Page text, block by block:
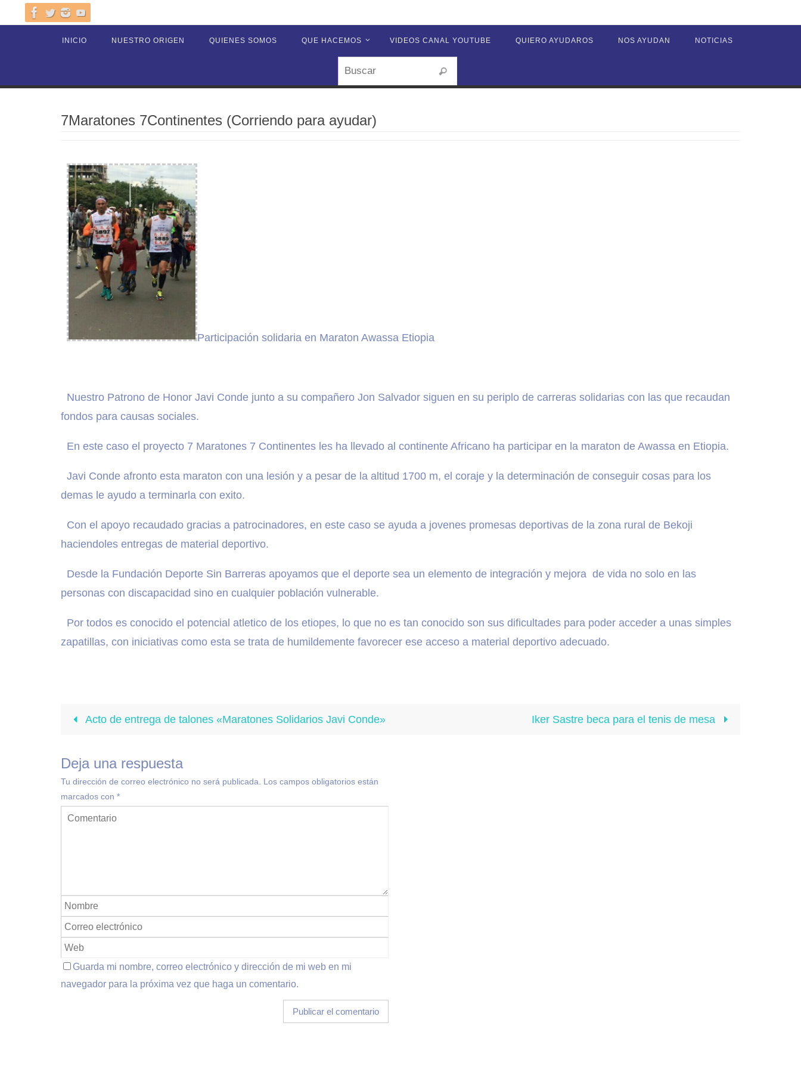
al
INICIO NUESTRO ORIGEN QUIENES SOMOS QUE HACEMOS VIDEOS CANAL YOUTUBE QUIERO AYUDAROS NOS AYUDAN NOTICIAS
Buscar
7Maratones 7Continentes (Corriendo para ayudar)
Participación solidaria en Maraton Awassa Etiopia
Nuestro Patrono de Honor Javi Conde junto a su compañero Jon Salvador siguen en su periplo de carreras solidarias con las que recaudan
fondos para causas sociales.
En este caso el proyecto 7 Maratones 7 Continentes les ha llevado al continente Africano ha participar en la maraton de Awassa en Etiopia.
Javi Conde afronto esta maraton con una lesión y a pesar de la altitud 1700 m, el coraje y la determinación de conseguir cosas para los
demas le ayudo a terminarla con exito.
Con el apoyo recaudado gracias a patrocinadores, en este caso se ayuda a jovenes promesas deportivas de la zona rural de Bekoji
haciendoles entregas de material deportivo.
Desde la Fundación Deporte Sin Barreras apoyamos que el deporte sea un elemento de integración y mejora de vida no solo en las
personas con discapacidad sino en cualquier población vulnerable.
Por todos es conocido el potencial atletico de los etiopes, lo que no es tan conocido son sus dificultades para poder acceder a unas simples
zapatillas, con iniciativas como esta se trata de humildemente favorecer ese acceso a material deportivo adecuado.
Acto de entrega de talones «Maratones Solidarios Javi Conde» Iker Sastre beca para el tenis de mesa
Deja una respuesta
Tu dirección de correo electrónico no será publicada.
Los campos obligatorios están
marcados con *
Guarda mi nombre, correo electrónico y dirección de mi web en mi
navegador para la próxima vez que haga un comentario.